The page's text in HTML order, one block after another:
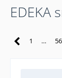
EDEKA
1 … 56